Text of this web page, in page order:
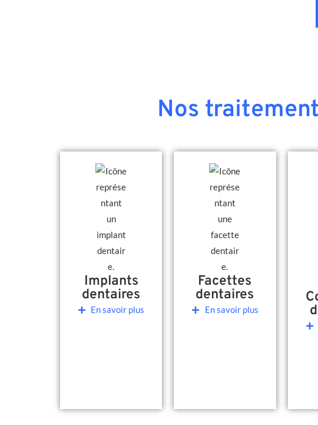
Nos
Implants
dentaires
En savoir plus
Facettes
dentaires
En savoir plus